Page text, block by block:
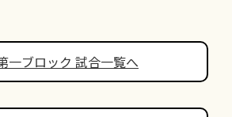
一ブロック 試合一覧へ